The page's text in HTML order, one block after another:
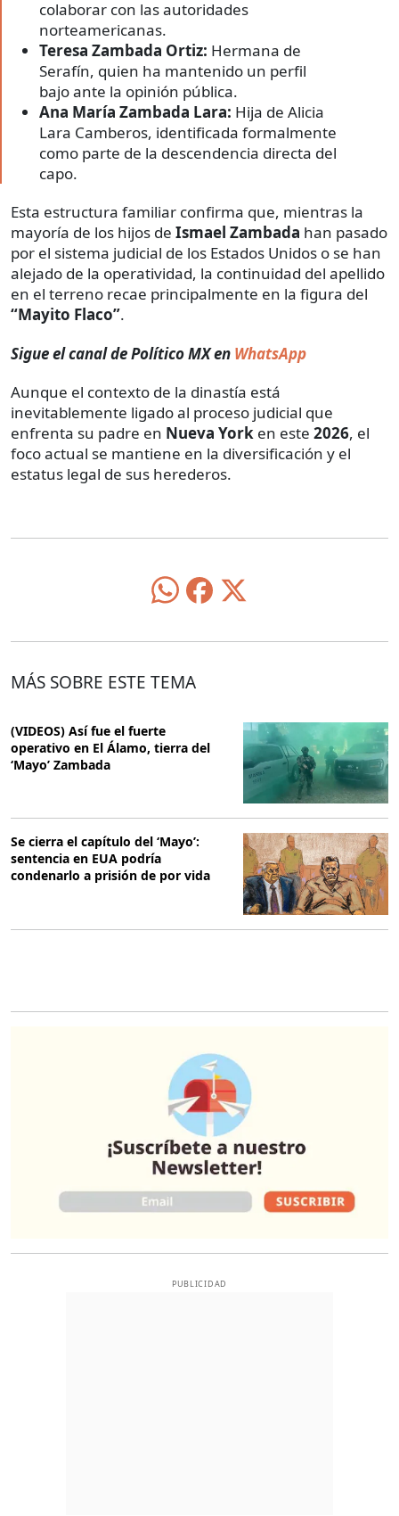
colaborar con las autoridades
norteamericanas.
Teresa Zambada Ortiz: Hermana de
Serafín, quien ha mantenido un perfil
bajo ante la opinión pública.
Ana María Zambada Lara: Hija de Alicia
Lara Camberos, identificada formalmente
como parte de la descendencia directa del
capo.
Esta estructura familiar confirma que, mientras la
mayoría de los hijos de Ismael Zambada han pasado
por el sistema judicial de los Estados Unidos o se han
alejado de la operatividad, la continuidad del apellido
en el terreno recae principalmente en la figura del
“Mayito Flaco”.
Sigue el canal de Político MX en WhatsApp
Aunque el contexto de la dinastía está
inevitablemente ligado al proceso judicial que
enfrenta su padre en Nueva York en este 2026, el
foco actual se mantiene en la diversificación y el
estatus legal de sus herederos.
MÁS SOBRE ESTE TEMA
(VIDEOS) Así fue el fuerte
operativo en El Álamo, tierra del
‘Mayo’ Zambada
Se cierra el capítulo del ‘Mayo’:
sentencia en EUA podría
condenarlo a prisión de por vida
PUBLICIDAD